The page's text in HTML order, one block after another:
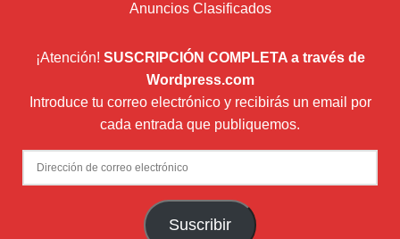
Anuncios Clasificados
¡Atención! SUSCRIPCIÓN COMPLETA a través de
Wordpress.com
Introduce tu correo electrónico y recibirás un email por
cada entrada que publiquemos.
Dirección
de
Suscribir